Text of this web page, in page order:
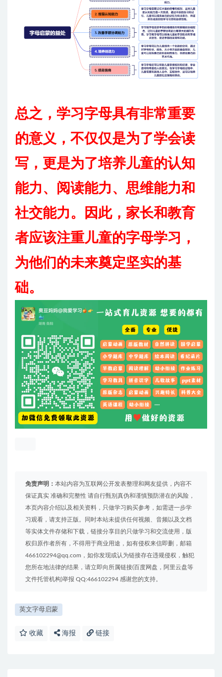
总之，学习字母具有非常重要
的意义，不仅仅是为了学会读
写，更是为了培养儿童的认知
能力、阅读能力、思维能力和
社交能力。因此，家长和教育
者应该注重儿童的字母学习，
为他们的未来奠定坚实的基
础。
免责声明： 本站内容为互联网公开发表整理和网友提供，内容不
保证真实 准确和完整性 请自行甄别真伪和谨慎预防潜在的风险，
本页内容介绍以及相关资料，只做学习购买参考，如需进一步学
习观看，请支持正版。同时本站未提供任何视频、音频以及文档
等实体文件存储和下载，链接分享目的只做学习和交流使用，版
权归原作者所有，不得用于商业用途，如有侵权来信即删，邮箱
466102294@qq.com，如你发现或认为链接存在违规侵权，触犯
您所在地法律的结果，请立即向所属链接(百度网盘，阿里云盘等
文件托管机构)举报 QQ:466102294 感谢您的支持。
英文字母启蒙
收藏 海报 链接